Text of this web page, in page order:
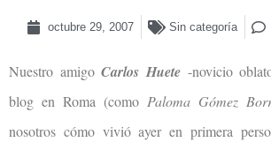
octubre 29, 2007 Sin categoría
Nuestro amigoCarlos Huete-novicio
blog en Roma (como Paloma Gómez
nosotros cómo vivió ayer en primera